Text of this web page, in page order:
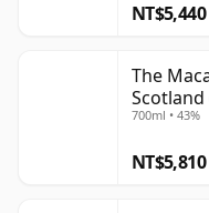
NT$5,440
The
Scotland
700ml • 43%
NT$5,810